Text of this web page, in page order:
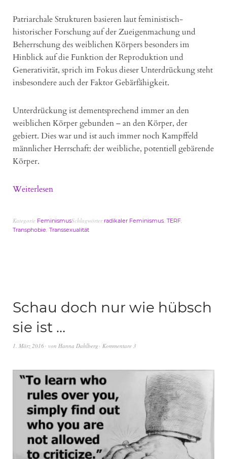
Patriarchale Strukturen basieren laut feministisch-
historischer Forschung auf der Zueigenmachung und
Beherrschung des weiblichen Körpers besonders im
Hinblick auf die Funktion der Reproduktion und
Generativität, sprich im Fokus dieser Unterdrückung steht
insbesondere auch der Faktor Gebärfähigkeit.
Unterdrückung ist dementsprechend immer an den
weiblichen Körper gebunden – an den Körper, der
gebiert. Dies war und ist auch immer noch Kampffeld
männlicher Herrschaft: der weibliche, potentiell gebärende
Körper.
Weiterlesen
Kategorie FeminismusSchlagwörter radikaler Feminismus, TERF,
Transphobie, Transsexualität
Schau doch nur wie hübsch
sie ist …
1. März 2016 von Hanna Dahlberg Kommentare 3